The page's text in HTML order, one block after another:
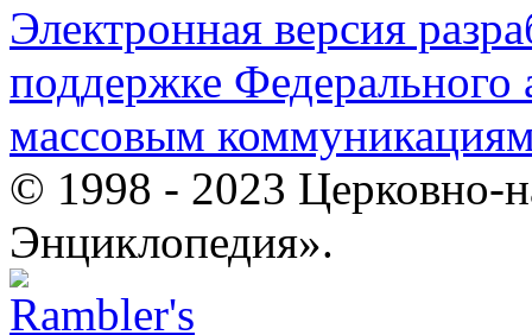
Электронная версия
поддержке Федерального
массовым
© 1998 - 2023 Церковно-
Энциклопедия».